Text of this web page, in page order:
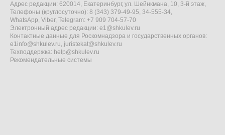
Адрес редакции: 620014, Екатеринбург, ул. Шейнкмана, 10, 3-й этаж,
Телефоны (круглосуточно): 8 (343) 379-49-95, 34-555-34,
WhatsApp, Viber, Telegram: +7 909 704-57-70
Электронный адрес редакции: e1@shkulev.ru
Контактные данные для Роскомнадзора и государственных органов:
e1info@shkulev.ru, juristekat@shkulev.ru
Техподдержка: help@shkulev.ru
Рекомендательные системы